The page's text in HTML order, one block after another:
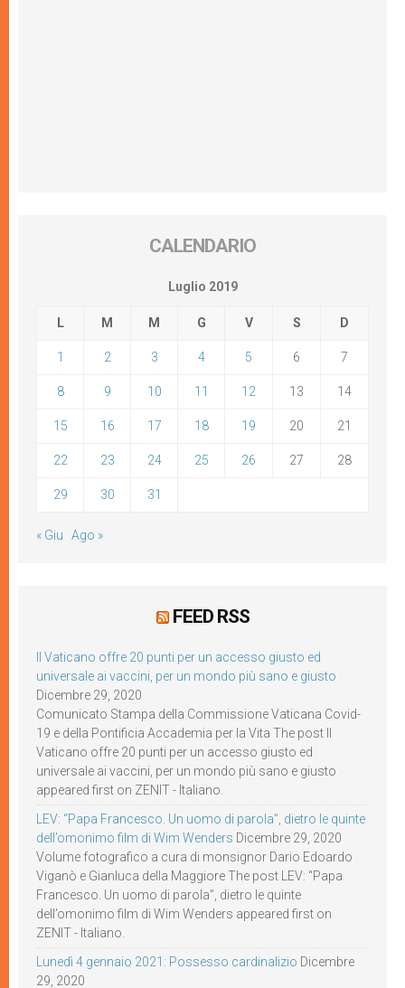
CALENDARIO
Luglio 2019
L M M G V S D
1 2 3 4 5 6 7
8 9 10 11 12 13 14
15 16 17 18 19 20 21
22 23 24 25 26 27 28
29 30 31
« Giu Ago »
FEED RSS
Il Vaticano offre 20 punti per un accesso giusto ed
universale ai vaccini, per un mondo più sano e giusto
Dicembre 29, 2020
Comunicato Stampa della Commissione Vaticana Covid-
19 e della Pontificia Accademia per la Vita The post Il
Vaticano offre 20 punti per un accesso giusto ed
universale ai vaccini, per un mondo più sano e giusto
appeared first on ZENIT - Italiano.
LEV: “Papa Francesco. Un uomo di parola”, dietro le quinte
dell’omonimo film di Wim Wenders Dicembre 29, 2020
Volume fotografico a cura di monsignor Dario Edoardo
Viganò e Gianluca della Maggiore The post LEV: “Papa
Francesco. Un uomo di parola”, dietro le quinte
dell’omonimo film di Wim Wenders appeared first on
ZENIT - Italiano.
Lunedì 4 gennaio 2021: Possesso cardinalizio Dicembre
29, 2020